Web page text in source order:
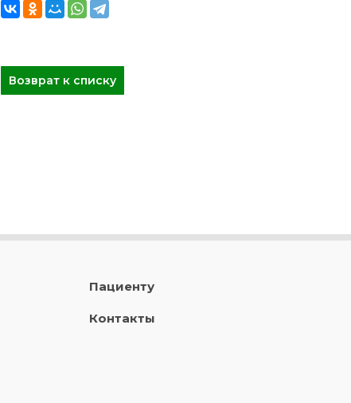
Возврат к списку
Пациенту
Контакты